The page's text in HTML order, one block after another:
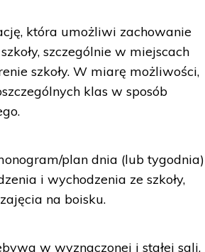
która umożliwi zachowanie
szczególnie w miejscach
szkoły. W miarę możliwości,
klas w sposób
plan dnia (lub tygodnia)
i wychodzenia ze szkoły,
na boisku.
w wyznaczonej i stałej sali,